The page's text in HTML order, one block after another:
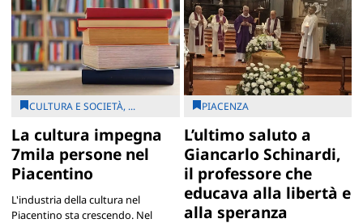
CULTURA E SOCIETÀ, ...
La cultura impegna
7mila persone nel
Piacentino
L'industria della cultura nel
Piacentino sta crescendo. Nel
PIACENZA
L’ultimo saluto a
Giancarlo Schinardi,
il professore che
educava alla libertà e
alla speranza